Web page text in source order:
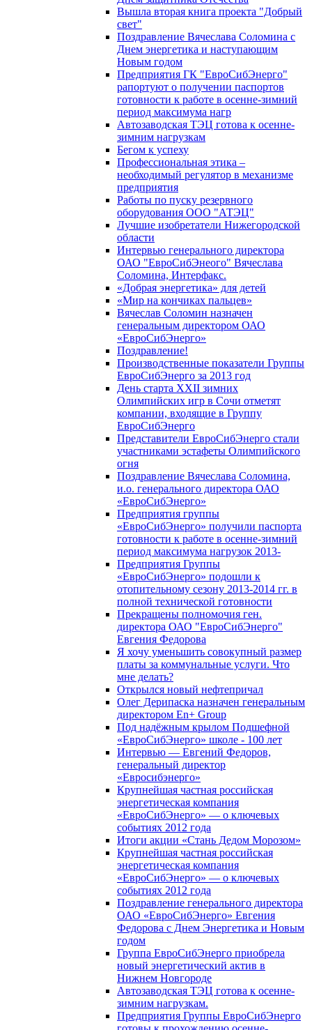
Вышла вторая книга проекта "Добрый
свет"
Поздравление Вячеслава Соломина с
Днем энергетика и наступающим
Новым годом
Предприятия ГК "ЕвроСибЭнерго"
рапортуют о получении паспортов
готовности к работе в осенне-зимний
период максимума нагр
Автозаводская ТЭЦ готова к осенне-
зимним нагрузкам
Бегом к успеху
Профессиональная этика –
необходимый регулятор в механизме
предприятия
Работы по пуску резервного
оборудования ООО "АТЭЦ"
Лучшие изобретатели Нижегородской
области
Интервью генерального директора
ОАО "ЕвроСибЭнеого" Вячеслава
Соломина, Интерфакс.
«Добрая энергетика» для детей
«Мир на кончиках пальцев»
Вячеслав Соломин назначен
генеральным директором ОАО
«ЕвроСибЭнерго»
Поздравление!
Производственные показатели Группы
ЕвроСибЭнерго за 2013 год
День старта XXII зимних
Олимпийских игр в Сочи отметят
компании, входящие в Группу
ЕвроСибЭнерго
Представители ЕвроСибЭнерго стали
участниками эстафеты Олимпийского
огня
Поздравление Вячеслава Соломина,
и.о. генерального директора ОАО
«ЕвроСибЭнерго»
Предприятия группы
«ЕвроСибЭнерго» получили паспорта
готовности к работе в осенне-зимний
период максимума нагрузок 2013-
Предприятия Группы
«ЕвроСибЭнерго» подошли к
отопительному сезону 2013-2014 гг. в
полной технической готовности
Прекращены полномочия ген.
директора ОАО "ЕвроСибЭнерго"
Евгения Федорова
Я хочу уменьшить совокупный размер
платы за коммунальные услуги. Что
мне делать?
Открылся новый нефтепричал
Олег Дерипаска назначен генеральным
директором En+ Group
Под надёжным крылом Подшефной
«ЕвроСибЭнерго» школе - 100 лет
Интервью — Евгений Федоров,
генеральный директор
«Евросибэнерго»
Крупнейшая частная российская
энергетическая компания
«ЕвроСибЭнерго» — о ключевых
событиях 2012 года
Итоги акции «Стань Дедом Морозом»
Крупнейшая частная российская
энергетическая компания
«ЕвроСибЭнерго» — о ключевых
событиях 2012 года
Поздравление генерального директора
ОАО «ЕвроСибЭнерго» Евгения
Федорова с Днем Энергетика и Новым
годом
Группа ЕвроСибЭнерго приобрела
новый энергетический актив в
Нижнем Новгороде
Автозаводская ТЭЦ готова к осенне-
зимним нагрузкам.
Предприятия Группы ЕвроСибЭнерго